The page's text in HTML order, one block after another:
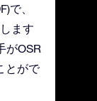
で、
ます
がOSR
とがで